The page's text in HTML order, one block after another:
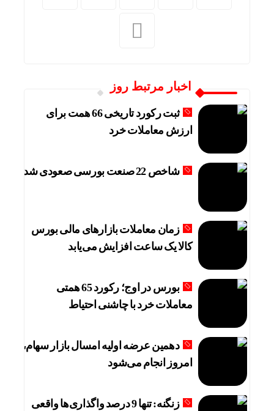
اخبار مرتبط روز
ثبت رکورد تاریخی 66 همت برای
ارزش معاملات خرد
شاخص 22 صنعت بورسی صعودی شد
زمان معاملات بازارهای مالی بورس
کالا یک ساعت افزایش می‌یابد
بورس در اوج؛ رکورد 65 همتی
معاملات خرد با چاشنی احتیاط
دهمین عرضه اولیه امسال بازار سهام،
امروز انجام می‌شود
زنگنه: تنها 9 درصد واگذاری‌ها واقعی